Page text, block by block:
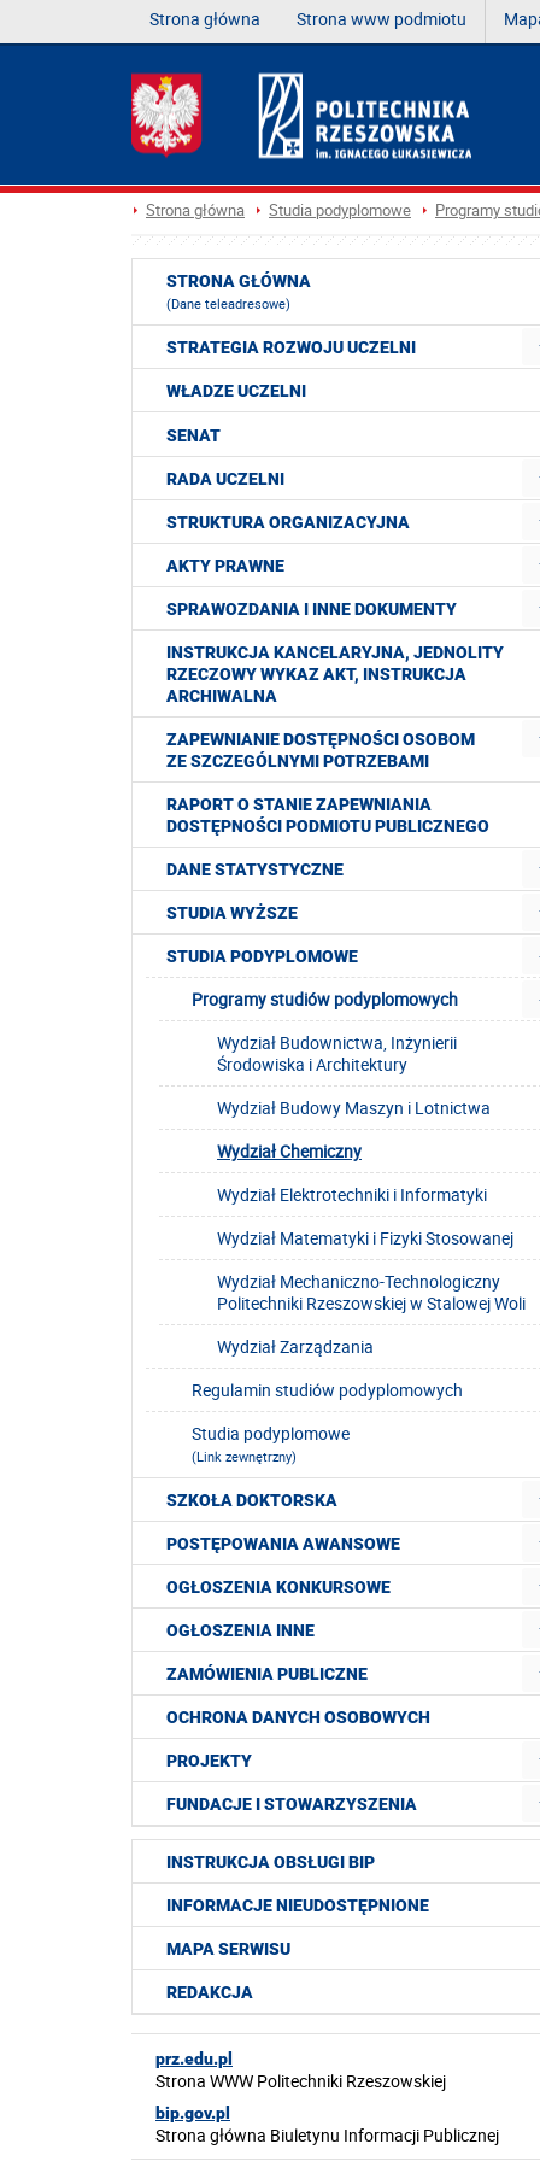
Strona główna Strona www podmiotu
Strona główna Studia podyplomowe Programy
STRONA GŁÓWNA
(Dane teleadresowe)
STRATEGIA ROZWOJU UCZELNI
WŁADZE UCZELNI
SENAT
RADA UCZELNI
STRUKTURA ORGANIZACYJNA
AKTY PRAWNE
SPRAWOZDANIA I INNE DOKUMENTY
INSTRUKCJA KANCELARYJNA, JEDNOLITY
RZECZOWY WYKAZ AKT, INSTRUKCJA
ARCHIWALNA
ZAPEWNIANIE DOSTĘPNOŚCI OSOBOM
ZE SZCZEGÓLNYMI POTRZEBAMI
RAPORT O STANIE ZAPEWNIANIA
DOSTĘPNOŚCI PODMIOTU PUBLICZNEGO
DANE STATYSTYCZNE
STUDIA WYŻSZE
STUDIA PODYPLOMOWE
Programy studiów podyplomowych
Wydział Budownictwa, Inżynierii
Środowiska i Architektury
Wydział Budowy Maszyn i Lotnictwa
Wydział Chemiczny
Wydział Elektrotechniki i Informatyki
Wydział Matematyki i Fizyki Stosowanej
Wydział Mechaniczno-Technologiczny
Politechniki Rzeszowskiej w Stalowej Woli
Wydział Zarządzania
Regulamin studiów podyplomowych
Studia podyplomowe
(Link zewnętrzny)
SZKOŁA DOKTORSKA
POSTĘPOWANIA AWANSOWE
OGŁOSZENIA KONKURSOWE
OGŁOSZENIA INNE
ZAMÓWIENIA PUBLICZNE
OCHRONA DANYCH OSOBOWYCH
PROJEKTY
FUNDACJE I STOWARZYSZENIA
INSTRUKCJA OBSŁUGI BIP
INFORMACJE NIEUDOSTĘPNIONE
MAPA SERWISU
REDAKCJA
prz.edu.pl
Strona WWW Politechniki Rzeszowskiej
bip.gov.pl
Strona główna Biuletynu Informacji Publicznej